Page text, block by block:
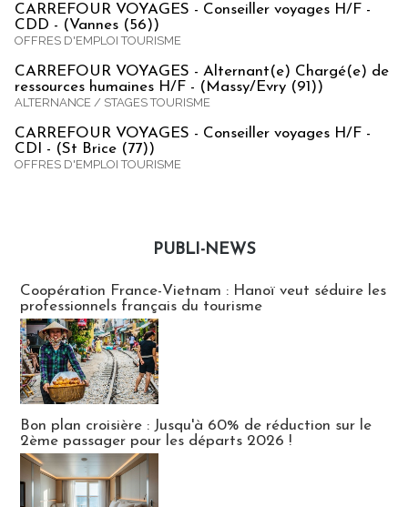
CARREFOUR VOYAGES - Conseiller voyages H/F -
CDD - (Vannes (56))
OFFRES D'EMPLOI TOURISME
CARREFOUR VOYAGES - Alternant(e) Chargé(e) de
ressources humaines H/F - (Massy/Evry (91))
ALTERNANCE / STAGES TOURISME
CARREFOUR VOYAGES - Conseiller voyages H/F -
CDI - (St Brice (77))
OFFRES D'EMPLOI TOURISME
PUBLI-NEWS
Coopération France-Vietnam : Hanoï veut séduire les
professionnels français du tourisme
Bon plan croisière : Jusqu'à 60% de réduction sur le
2ème passager pour les départs 2026 !